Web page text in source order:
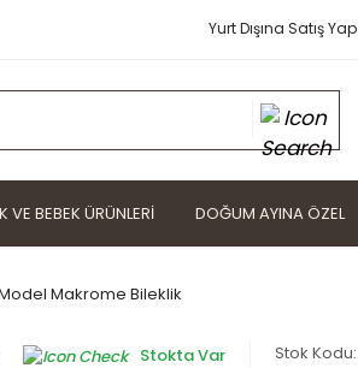
Yurt Dışına Satış Yap
VE BEBEK ÜRÜNLERI DOĞUM AYINA ÖZEL
Makrome Bileklik
Stokta Var Stok Kodu: